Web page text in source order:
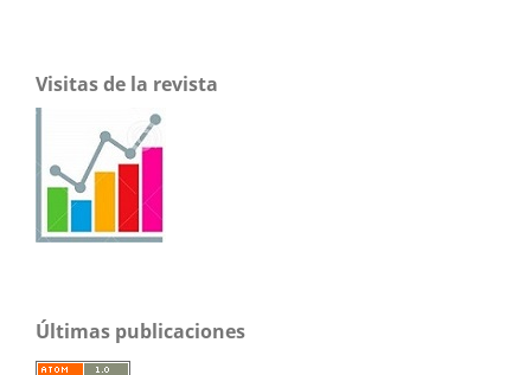
Visitas de la revista
Últimas publicaciones